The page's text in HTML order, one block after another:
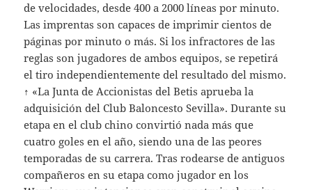
de velocidades, desde 400 a 2000 líneas por minuto.
Las imprentas son capaces de imprimir cientos de
páginas por minuto o más. Si los infractores de las
reglas son jugadores de ambos equipos, se repetirá
el tiro independientemente del resultado del mismo.
↑ «La Junta de Accionistas del Betis aprueba la
adquisición del Club Baloncesto Sevilla». Durante su
etapa en el club chino convirtió nada más que
cuatro goles en el año, siendo una de las peores
temporadas de su carrera. Tras rodearse de antiguos
compañeros en su etapa como jugador en los